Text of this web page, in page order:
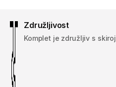
Združljivost
Komplet je združljiv s